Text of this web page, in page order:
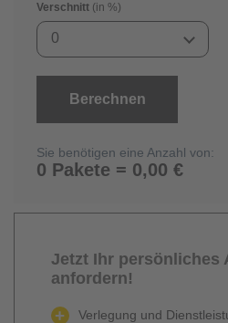
Verschnitt (in %)
0
Berechnen
Sie benötigen eine Anzahl von:
0 Pakete = 0,00 €
Jetzt Ihr persönliches
anfordern!
Verlegung und